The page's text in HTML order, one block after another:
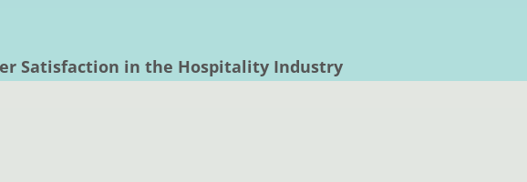
Satisfaction in the Hospitality Industry